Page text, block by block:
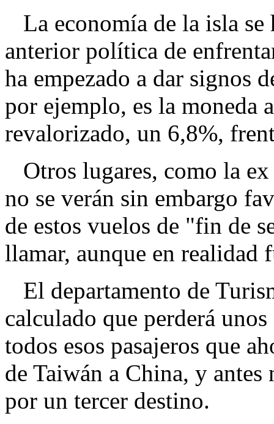
La economía de la isla
anterior política de
ha empezado a dar signos
por ejemplo, es la moneda
revalorizado, un 6,8%,
Otros lugares, como la
no se verán sin embargo
de estos vuelos de "fin de
llamar, aunque en realidad
El departamento de
calculado que perderá
todos esos pasajeros que
de Taiwán a China, y antes
por un tercer destino.